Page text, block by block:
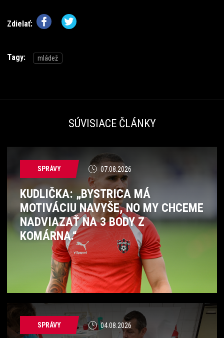
Zdielať:
Tagy: mládež
SÚVISIACE ČLÁNKY
SPRÁVY 07.08.2026
KUDLIČKA: „BYSTRICA MÁ
MOTIVÁCIU NAVYŠE, NO MY CHCEME
NADVIAZAŤ NA 3 BODY Z
KOMÁRNA.“
SPRÁVY 04.08.2026